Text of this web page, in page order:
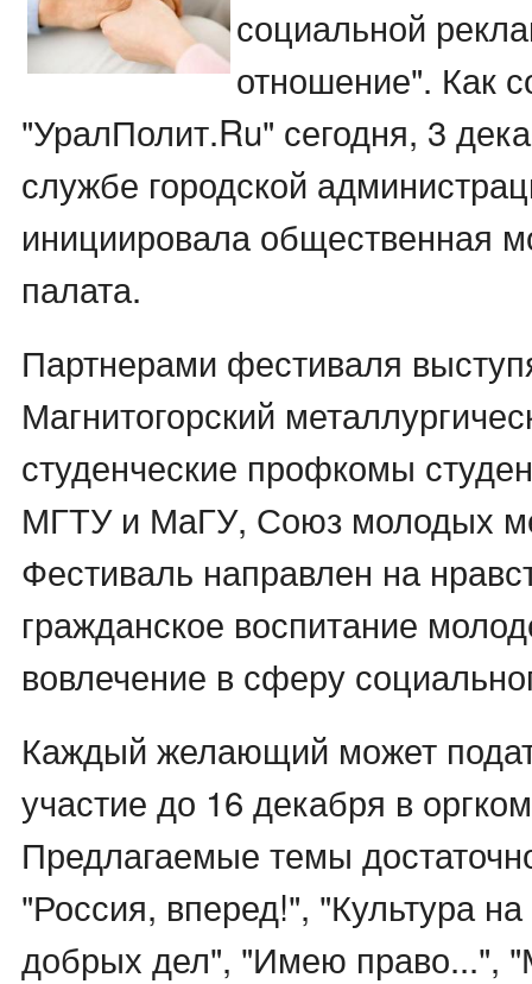
социальной
отношение". Как
"УралПолит.Ru" сегодня, 3
службе городской
инициировала общественная
палата.
Партнерами фестиваля
Магнитогорский
студенческие профкомы
МГТУ и МаГУ, Союз молодых
Фестиваль направлен на
гражданское воспитание
вовлечение в сферу
Каждый желающий может
участие до 16 декабря в
Предлагаемые темы
"Россия, вперед!", "Культура
добрых дел", "Имею право...",